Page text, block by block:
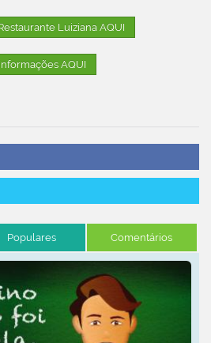
Luiziana AQUI
AQUI
Populares Comentários